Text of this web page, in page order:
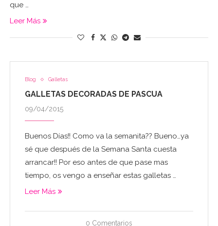
que …
Leer Más
Blog Galletas
GALLETAS DECORADAS DE PASCUA
09/04/2015
Buenos Días!! Como va la semanita?? Bueno…ya
sé que después de la Semana Santa cuesta
arrancar!! Por eso antes de que pase mas
tiempo, os vengo a enseñar estas galletas …
Leer Más
0 Comentarios